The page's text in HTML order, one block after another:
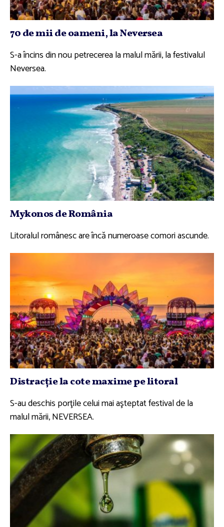
70 de mii de oameni, la Neversea
S-a încins din nou petrecerea la malul mării, la festivalul
Neversea.
Mykonos de România
Litoralul românesc are încă numeroase comori ascunde.
Distracţie la cote maxime pe litoral
S-au deschis porţile celui mai aşteptat festival de la
malul mării, NEVERSEA.